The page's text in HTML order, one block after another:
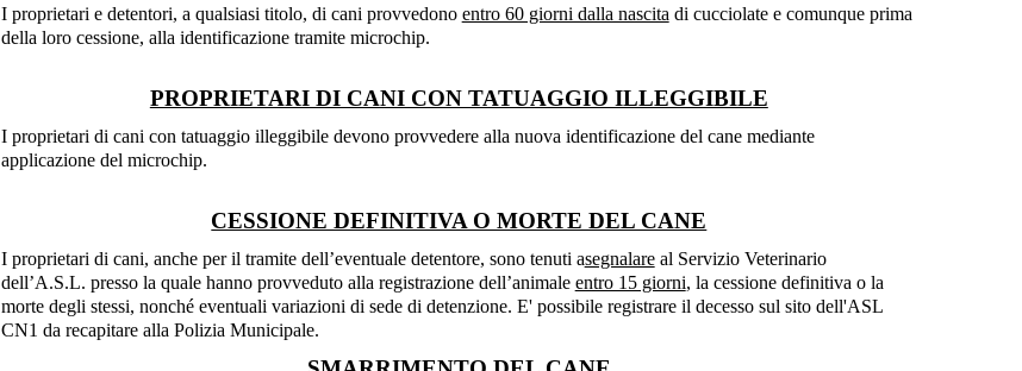
I proprietari e detentori, a qualsiasi titolo, di cani provvedono entro 60 giorni dalla nascita di cucciolate e comunque prima
della loro cessione, alla identificazione tramite microchip.
PROPRIETARI DI CANI CON TATUAGGIO ILLEGGIBILE
I proprietari di cani con tatuaggio illeggibile devono provvedere alla nuova identificazione del cane mediante
applicazione del microchip.
CESSIONE DEFINITIVA O MORTE DEL CANE
I proprietari di cani, anche per il tramite dell’eventuale detentore, sono tenuti asegnalareal Servizio Veterinario
dell’A.S.L. presso la quale hanno provveduto alla registrazione dell’animale entro 15 giorni, la cessione definitiva o la
morte degli stessi, nonché eventuali variazioni di sede di detenzione. E' possibile registrare il decesso sul sito dell'ASL
CN1 da recapitare alla Polizia Municipale.